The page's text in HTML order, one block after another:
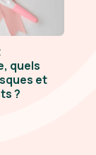
quels
et
?